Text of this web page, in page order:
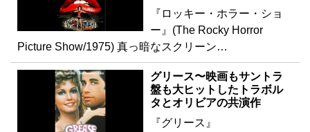
『ロッキー・ホラー・ショ
ー』(The Rocky Horror
Picture Show/1975) 真っ暗なスクリーン…
グリース〜映画もサントラ
盤も大ヒットしたトラボル
タとオリビアの共演作
『グリース』